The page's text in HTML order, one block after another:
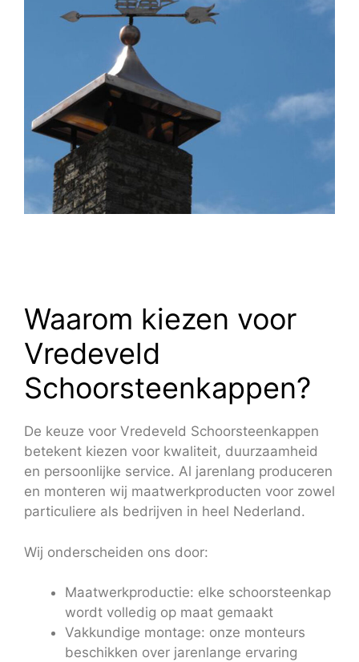
Waarom kiezen voor
Vredeveld
Schoorsteenkappen?
De keuze voor Vredeveld Schoorsteenkappen
betekent kiezen voor kwaliteit, duurzaamheid
en persoonlijke service. Al jarenlang produceren
en monteren wij maatwerkproducten voor zowel
particuliere als bedrijven in heel Nederland.
Wij onderscheiden ons door:
Maatwerkproductie: elke schoorsteenkap
wordt volledig op maat gemaakt
Vakkundige montage: onze monteurs
beschikken over jarenlange ervaring